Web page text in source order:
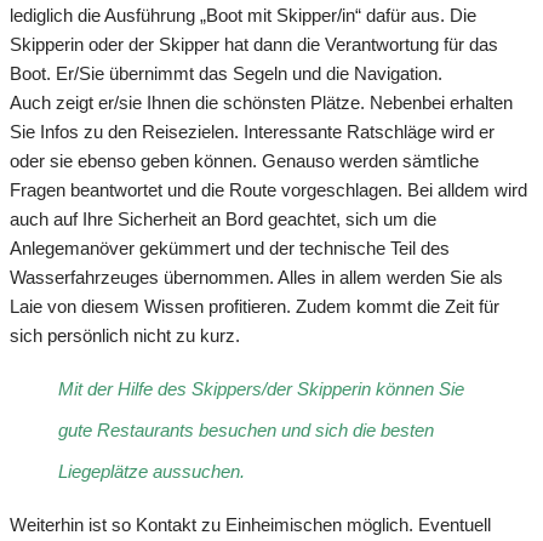
lediglich die Ausführung „Boot mit Skipper/in“ dafür aus. Die
Skipperin oder der Skipper hat dann die Verantwortung für das
Boot. Er/Sie übernimmt das Segeln und die Navigation.
Auch zeigt er/sie Ihnen die schönsten Plätze. Nebenbei erhalten
Sie Infos zu den Reisezielen. Interessante Ratschläge wird er
oder sie ebenso geben können. Genauso werden sämtliche
Fragen beantwortet und die Route vorgeschlagen. Bei alldem wird
auch auf Ihre Sicherheit an Bord geachtet, sich um die
Anlegemanöver gekümmert und der technische Teil des
Wasserfahrzeuges übernommen. Alles in allem werden Sie als
Laie von diesem Wissen profitieren. Zudem kommt die Zeit für
sich persönlich nicht zu kurz.
Mit der Hilfe des Skippers/der Skipperin können Sie
gute Restaurants besuchen und sich die besten
Liegeplätze aussuchen.
Weiterhin ist so Kontakt zu Einheimischen möglich. Eventuell